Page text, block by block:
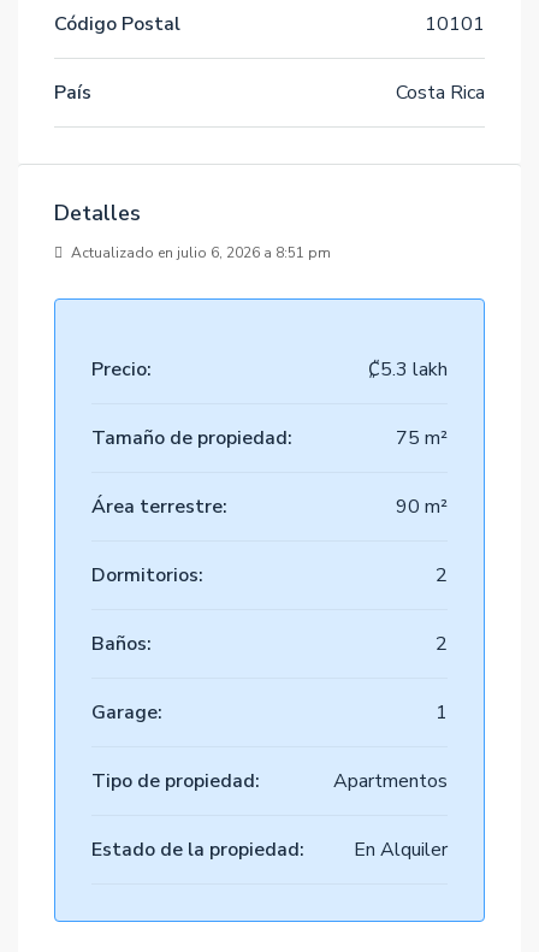
Código Postal 10101
País Costa Rica
Detalles
Actualizado en julio 6, 2026 a 8:51 pm
Precio: ₡5.3 lakh
Tamaño de propiedad: 75 m²
Área terrestre: 90 m²
Dormitorios: 2
Baños: 2
Garage: 1
Tipo de propiedad: Apartmentos
Estado de la propiedad: En Alquiler